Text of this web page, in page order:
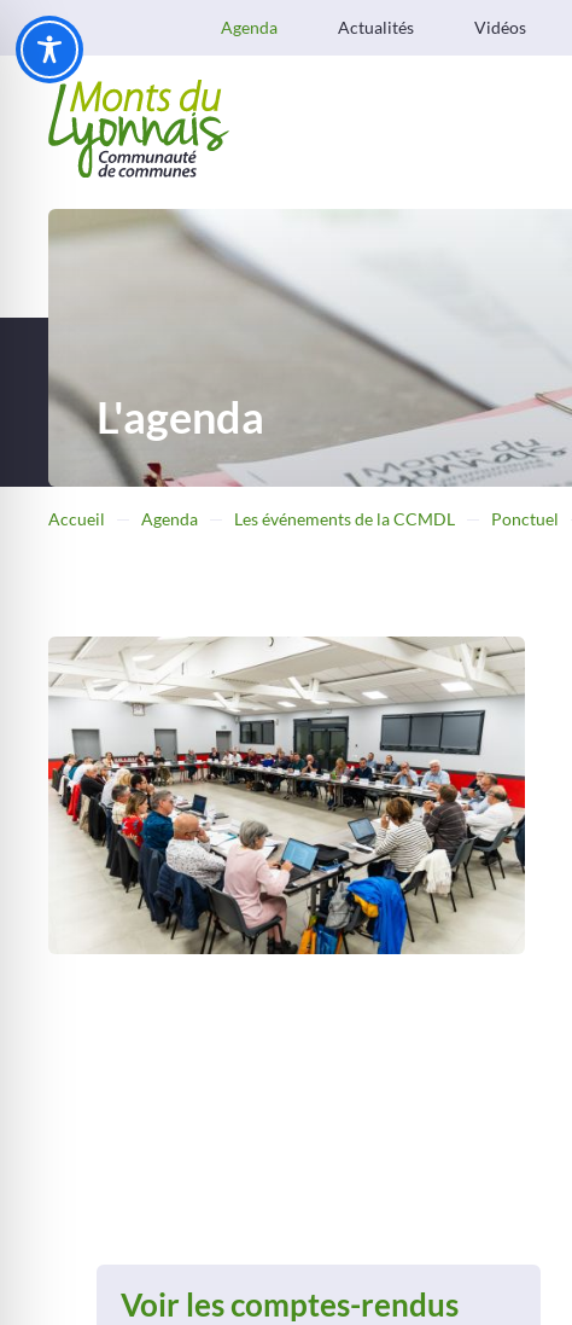
Agenda Actualités Vidéos
L'agenda
Accueil Agenda Les événements de la CCMDL Ponctuel
Voir les comptes-rendus